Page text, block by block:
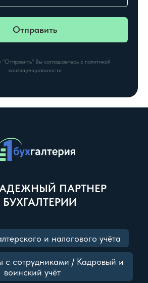
Отправить
Вы соглашаетесь с политикой
конфиденциальности
ПАРТНЕР
БУХГАЛТЕРИИ
и налогового учёта
с сотрудниками / Кадровый и
воинский учёт